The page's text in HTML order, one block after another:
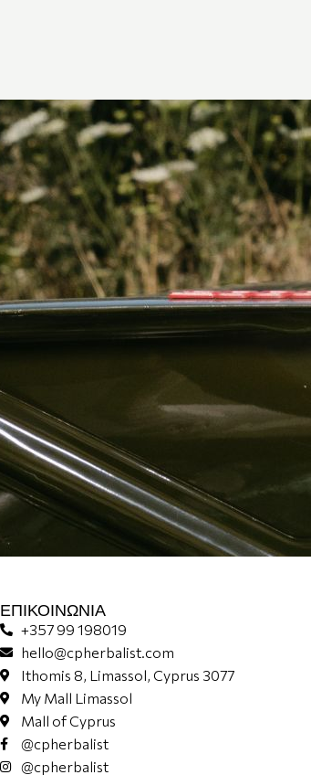
ΕΠΙΚΟΙΝΩΝΊΑ
+357 99 198019
hello@cpherbalist.com
Ithomis 8, Limassol, Cyprus 3077
My Mall Limassol
Mall of Cyprus
@cpherbalist
@cpherbalist